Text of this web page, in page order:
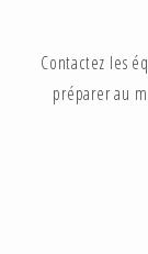
Contactez les
préparer au